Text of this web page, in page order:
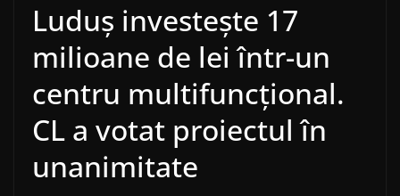
Luduș investește 17
milioane de lei într-un
centru multifuncțional.
CL a votat proiectul în
unanimitate